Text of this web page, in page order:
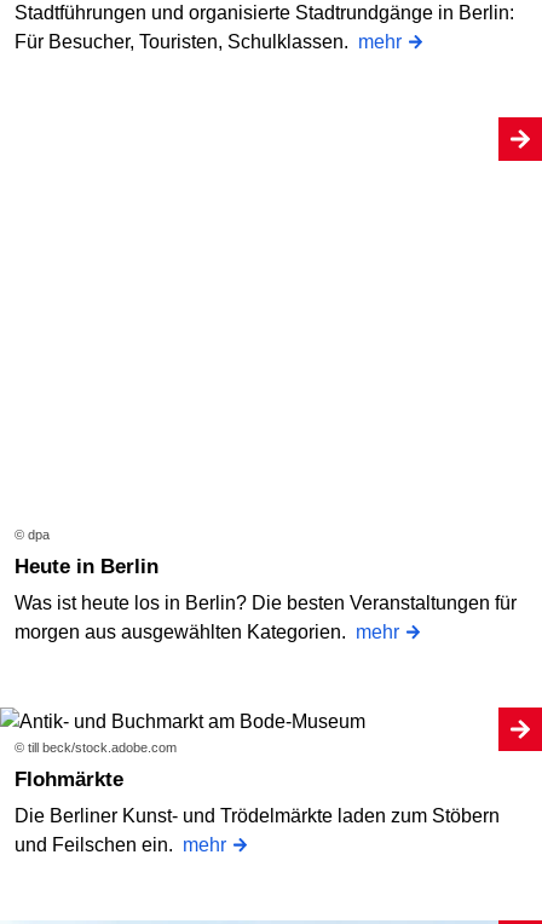
Stadtführungen und organisierte Stadtrundgänge in Berlin:
Für Besucher, Touristen, Schulklassen. mehr
© dpa
Heute in Berlin
Was ist heute los in Berlin? Die besten Veranstaltungen für
morgen aus ausgewählten Kategorien. mehr
© till beck/stock.adobe.com
Flohmärkte
Die Berliner Kunst- und Trödelmärkte laden zum Stöbern
und Feilschen ein. mehr